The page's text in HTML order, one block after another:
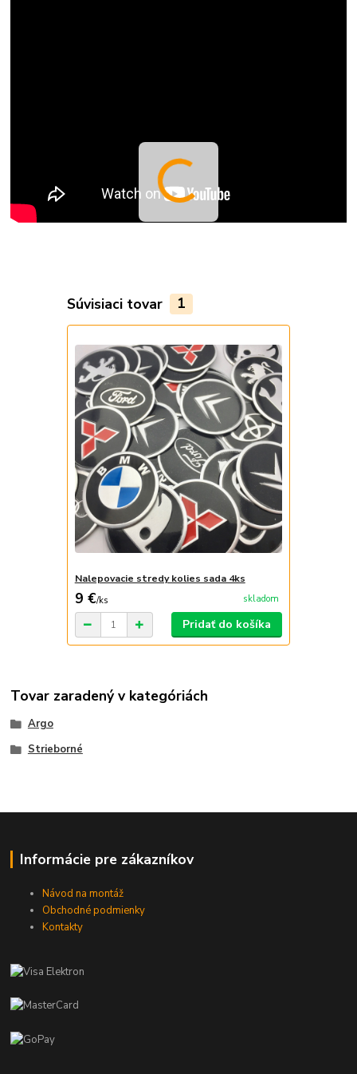
Súvisiaci tovar 1
Nalepovacie stredy kolies sada 4ks
9 €/ks skladom
Pridať do košíka
Tovar zaradený v kategóriách
Argo
Strieborné
Informácie pre zákazníkov
Návod na montáž
Obchodné podmienky
Kontakty